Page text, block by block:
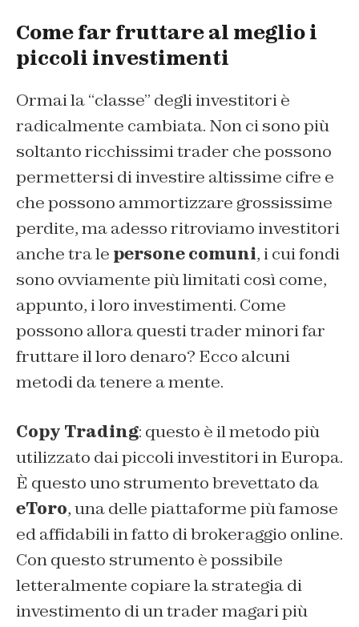
Come far fruttare al meglio i
piccoli investimenti
Ormai la “classe” degli investitori è
radicalmente cambiata. Non ci sono più
soltanto ricchissimi trader che possono
permettersi di investire altissime cifre e
che possono ammortizzare grossissime
perdite, ma adesso ritroviamo investitori
anche tra le persone comuni, i cui fondi
sono ovviamente più limitati così come,
appunto, i loro investimenti. Come
possono allora questi trader minori far
fruttare il loro denaro? Ecco alcuni
metodi da tenere a mente.
Copy Trading: questo è il metodo più
utilizzato dai piccoli investitori in Europa.
È questo uno strumento brevettato da
eToro, una delle piattaforme più famose
ed affidabili in fatto di brokeraggio online.
Con questo strumento è possibile
letteralmente copiare la strategia di
investimento di un trader magari più